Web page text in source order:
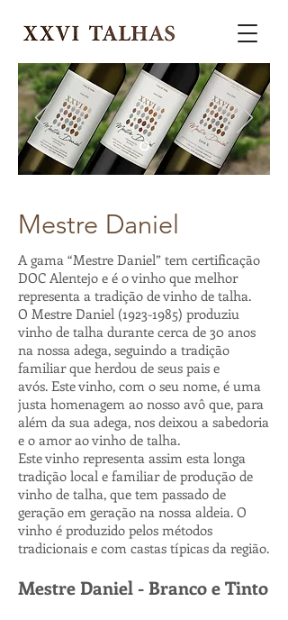
Mestre Daniel
A gama “Mestre Daniel” tem certificação
DOC Alentejo e é o vinho que melhor
representa a tradição de vinho de talha.
O Mestre Daniel (1923-1985) produziu
vinho de talha durante cerca de 30 anos
na nossa adega, seguindo a tradição
familiar que herdou de seus pais e
avós. Este vinho, com o seu nome, é uma
justa homenagem ao nosso avô que, para
além da sua adega, nos deixou a sabedoria
e o amor ao vinho de talha.
Este vinho representa assim esta longa
tradição local e familiar de produção de
vinho de talha, que tem passado de
geração em geração na nossa aldeia. O
vinho é produzido pelos métodos
tradicionais e com castas típicas da região.
Mestre Daniel - Branco e Tinto